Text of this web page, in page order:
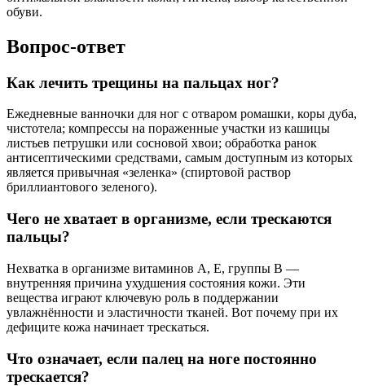
обуви.
Вопрос-ответ
Как лечить трещины на пальцах ног?
Ежедневные ванночки для ног с отваром ромашки, коры дуба,
чистотела; компрессы на пораженные участки из кашицы
листьев петрушки или сосновой хвои; обработка ранок
антисептическими средствами, самым доступным из которых
является привычная «зеленка» (спиртовой раствор
бриллиантового зеленого).
Чего не хватает в организме, если трескаются
пальцы?
Нехватка в организме витаминов A, E, группы B —
внутренняя причина ухудшения состояния кожи. Эти
вещества играют ключевую роль в поддержании
увлажнённости и эластичности тканей. Вот почему при их
дефиците кожа начинает трескаться.
Что означает, если палец на ноге постоянно
трескается?